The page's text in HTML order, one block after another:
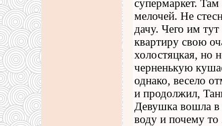
супермаркет.
мелочей. Не
дачу. Чего им
квартиру свою
холостяцкая, но
черненькую
однако, весело
и продолжил,
Девушка вошла
воду и почему то